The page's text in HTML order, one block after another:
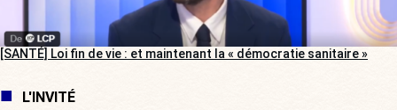
[SANTÉ] Loi fin de vie : et maintenant la « démocratie sanitaire »
L'INVITÉ